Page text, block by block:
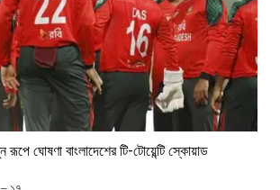
ঘোষণা বাংলাদেশের টি-টোয়েন্টি স্কোয়াড